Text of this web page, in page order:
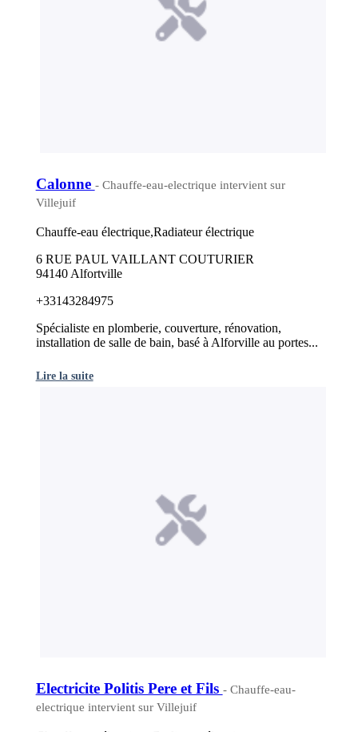
Calonne - Chauffe-eau-electrique intervient sur
Villejuif
Chauffe-eau électrique,Radiateur électrique
6 RUE PAUL VAILLANT COUTURIER
94140 Alfortville
+33143284975
Spécialiste en plomberie, couverture, rénovation,
installation de salle de bain, basé à Alforville au portes...
Lire la suite
Electricite Politis Pere et Fils - Chauffe-eau-
electrique intervient sur Villejuif